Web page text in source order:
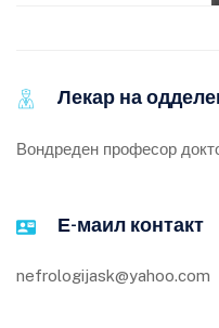
Лекар на
Вондреден професор
Е-маил контакт
nefrologijask@yahoo.com